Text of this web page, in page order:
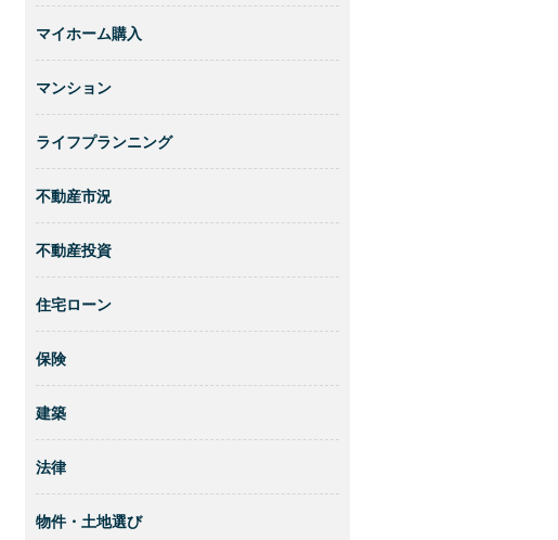
マイホーム購入
マンション
ライフプランニング
不動産市況
不動産投資
住宅ローン
保険
建築
法律
物件・土地選び